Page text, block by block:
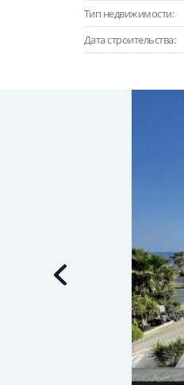
Тип недвижимости:
Дата строительства: